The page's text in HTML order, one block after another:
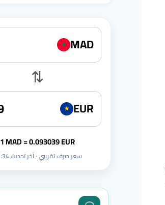
★ MAD
⇅
★ EUR
1 MAD = 0.093039 EUR
سعر صرف تقريبي · آخر تحديث 17:34